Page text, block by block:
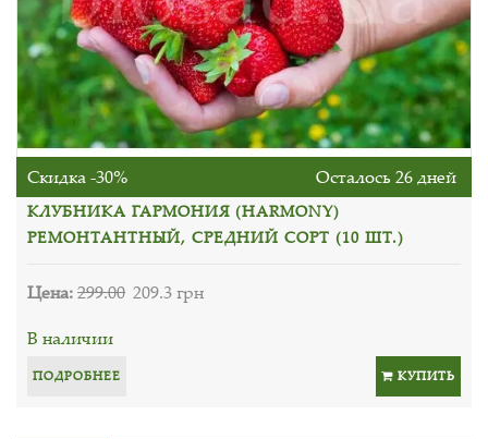
Скидка -30% Осталось 26 дней
КЛУБНИКА ГАРМОНИЯ (HARMONY)
РЕМОНТАНТНЫЙ, СРЕДНИЙ СОРТ (10 ШТ.)
Цена:299.00 209.3 грн
В наличии
ПОДРОБНЕЕ КУПИТЬ